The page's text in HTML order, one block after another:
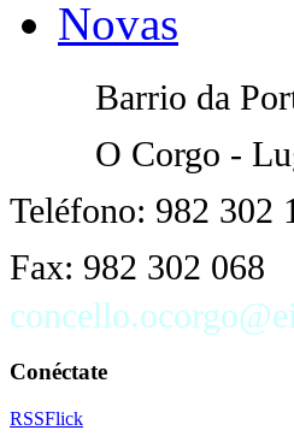
Novas
Barrio da
O Corgo -
Teléfono: 982 302
Fax: 982 302 068
Conéctate
RSSFlick